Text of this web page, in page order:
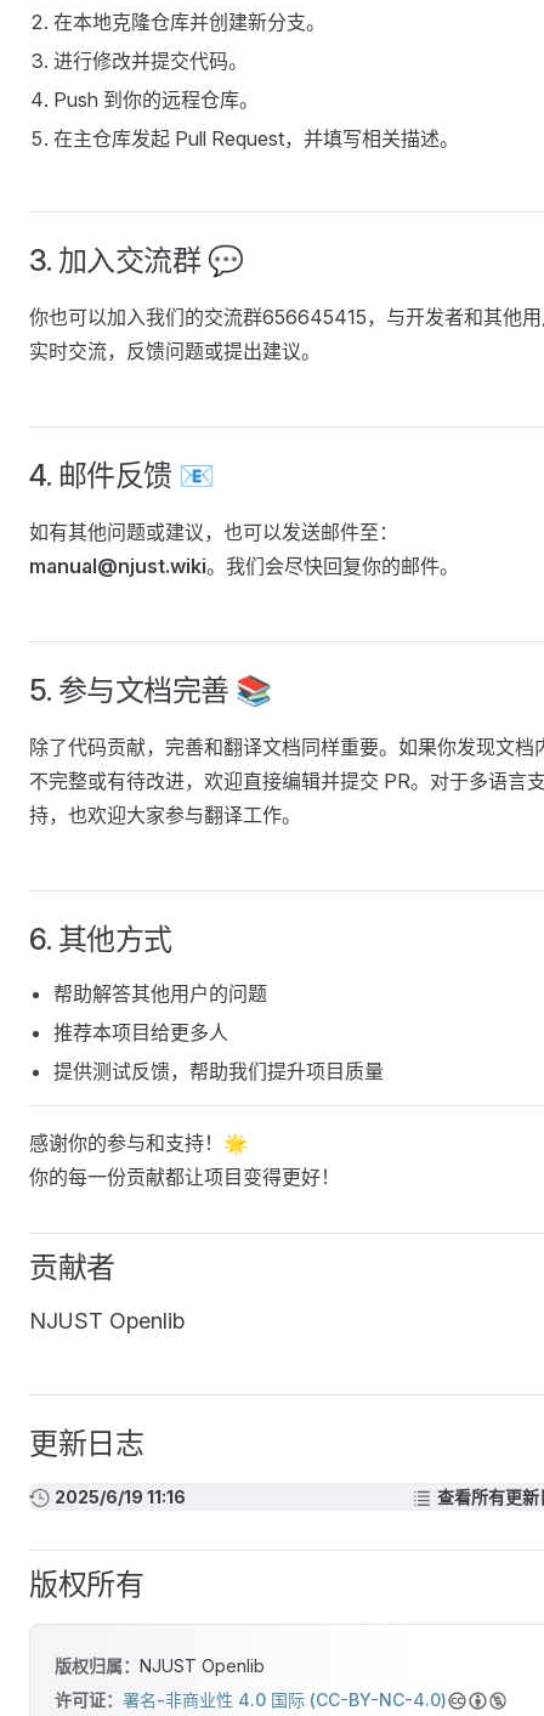
在本地克隆仓库并创建新分支。
进行修改并提交代码。
Push 到你的远程仓库。
在主仓库发起 Pull Request，并填写相关描述。
3. 加入交流群 💬
你也可以加入我们的交流群656645415，与开发者和其他
实时交流，反馈问题或提出建议。
4. 邮件反馈 📧
如有其他问题或建议，也可以发送邮件至：
manual@njust.wiki。我们会尽快回复你的邮件。
5. 参与文档完善 📚
除了代码贡献，完善和翻译文档同样重要。如果你发现文档
不完整或有待改进，欢迎直接编辑并提交 PR。对于多语言
持，也欢迎大家参与翻译工作。
6. 其他方式
帮助解答其他用户的问题
推荐本项目给更多人
提供测试反馈，帮助我们提升项目质量
感谢你的参与和支持！🌟
你的每一份贡献都让项目变得更好！
贡献者
NJUST Openlib
更新日志
2025/6/19 11:16 查看所有更新
版权所有
版权归属： NJUST Openlib
许可证： 署名-非商业性 4.0 国际 (CC-BY-NC-4.0)